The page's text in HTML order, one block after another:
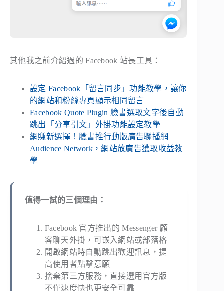
其他我之前介紹過的 Facebook 站長工具：
設定 Facebook「留言同步」功能教學，讓你
的網站和粉絲專頁顯示相同留言
Facebook Quote Plugin 臉書選取文字後自動
跳出「分享引文」外掛功能設定教學
網賺新選擇！臉書推行動版廣告聯播網
Audience Network，網站放廣告獲取收益教
學
值得一試的三個理由：
Facebook 官方推出的 Messenger 顧
客聊天外掛，可嵌入網站或部落格
開啟網站時自動跳出歡迎訊息，提
高使用者點擊意願
捨棄第三方服務，直接選用官方版
不僅速度快也更安全可靠